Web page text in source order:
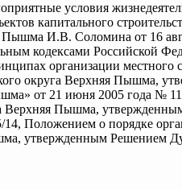
условия
капитального
Пышма И.В. Соломина от 16
кодексами Российской
организации местного
округа Верхняя Пышма,
от 21 июня 2005 года №
Верхняя Пышма,
Положением о порядке
утвержденным Решением